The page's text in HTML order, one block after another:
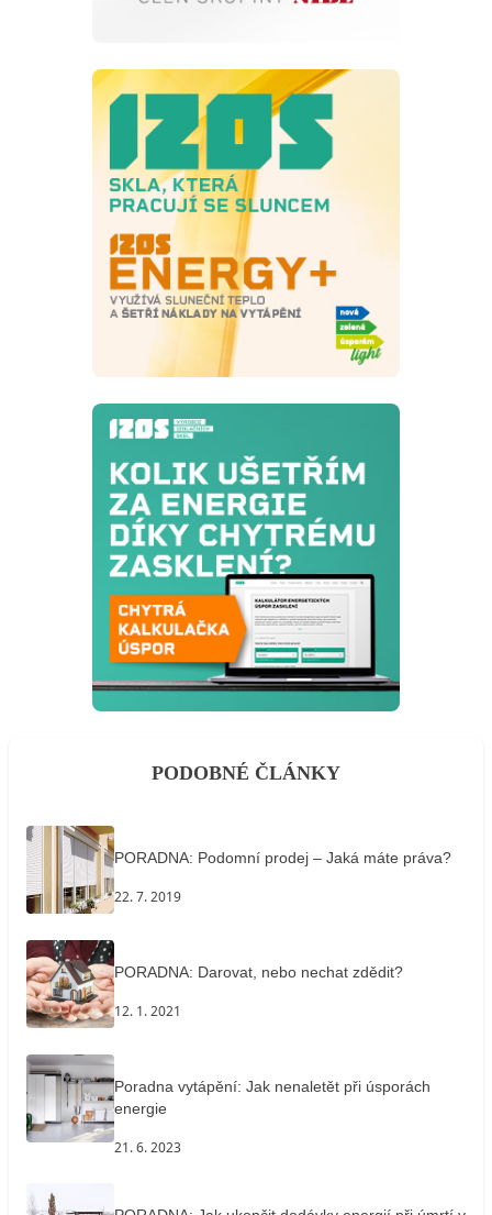
PODOBNÉ ČLÁNKY
PORADNA: Podomní prodej – Jaká máte práva?
22. 7. 2019
PORADNA: Darovat, nebo nechat zdědit?
12. 1. 2021
Poradna vytápění: Jak nenaletět při úsporách
energie
21. 6. 2023